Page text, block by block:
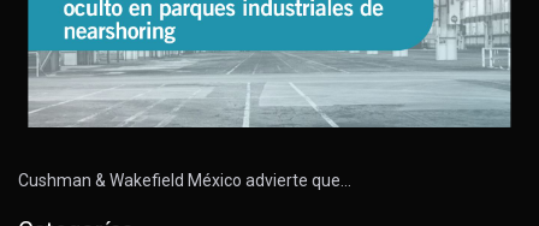
Cushman & Wakefield México advierte que…